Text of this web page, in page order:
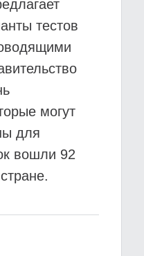
тестов
могут
для
вошли 92